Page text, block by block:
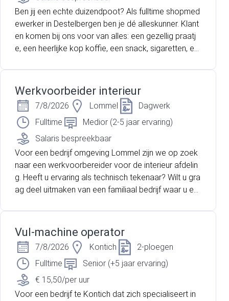
Ben jij een echte duizendpoot? Als fulltime shopmed
ewerker in Destelbergen ben je dé alleskunner. Klant
en komen bij ons voor van alles: een gezellig praatj
e, een heerlijke kop koffie, een snack, sigaretten, ee
t de Nationale Loterij. Jij kunt de spilfiguur worden in
deze dynamische omgeving!
Werkvoorbeider interieur
7/8/2026 Lommel
Dagwerk
Fulltime
Medior (2-5 jaar ervaring)
Salaris bespreekbaar
Voor een bedrijf omgeving Lommel zijn we op zoek
naar een werkvoorbereider voor de interieur afdelin
g. Heeft u ervaring als technisch tekenaar? Wilt u gra
ag deel uitmaken van een familiaal bedrijf waar u ee
snel verder!
Vul-machine operator
7/8/2026 Kontich
2-ploegen
Fulltime
Senior (+5 jaar ervaring)
€ 15,50/per uur
Voor een bedrijf te Kontich dat zich specialiseert in